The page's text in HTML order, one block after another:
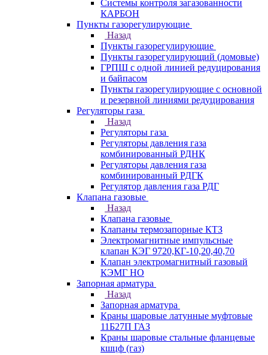
Системы контроля загазованности
КАРБОН
Пункты газорегулирующие
Назад
Пункты газорегулирующие
Пункты газорегулирующий (домовые)
ГРПШ с одной линией редуцирования
и байпасом
Пункты газорегулирующие с основной
и резервной линиями редуцирования
Регуляторы газа
Назад
Регуляторы газа
Регуляторы давления газа
комбинированный РДНК
Регуляторы давления газа
комбинированный РДГК
Регулятор давления газа РДГ
Клапана газовые
Назад
Клапана газовые
Клапаны термозапорные КТЗ
Электромагнитные импульсные
клапан КЭГ 9720,КГ-10,20,40,70
Клапан электромагнитный газовый
КЭМГ НО
Запорная арматура
Назад
Запорная арматура
Краны шаровые латунные муфтовые
11Б27П ГАЗ
Краны шаровые стальные фланцевые
кшцф (газ)